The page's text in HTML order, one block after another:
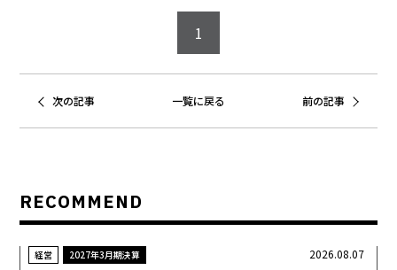
1
次の記事 一覧に戻る 前の記事
RECOMMEND
経営 2027年3月期決算 2026.08.07